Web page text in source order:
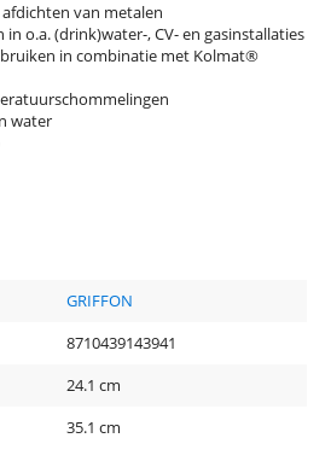
van metalen
o.a. (drink)water-, CV- en gasinstallaties
in combinatie met Kolmat®
water
GRIFFON
8710439143941
24.1 cm
35.1 cm